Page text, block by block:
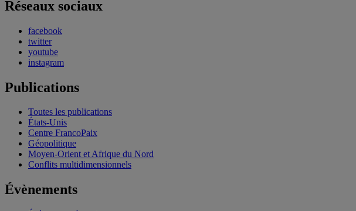
Réseaux sociaux
facebook
twitter
youtube
instagram
Publications
Toutes les publications
États-Unis
Centre FrancoPaix
Géopolitique
Moyen-Orient et Afrique du Nord
Conflits multidimensionnels
Évènements